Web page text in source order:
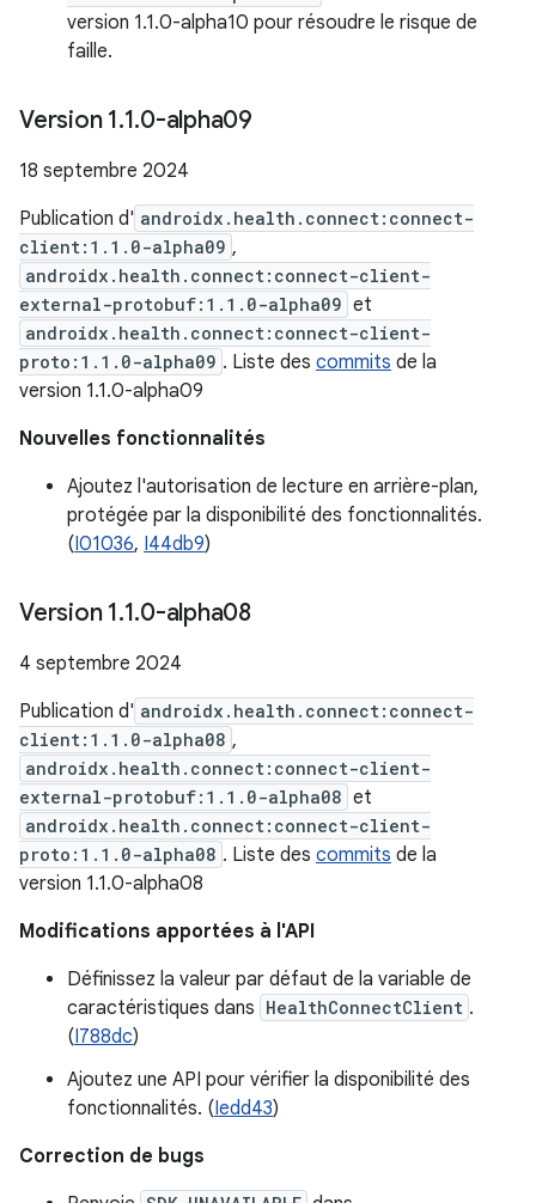
version 1.1.0-alpha10 pour résoudre le risque de
faille.
Version 1.1.0-alpha09
18 septembre 2024
Publication d' androidx.health.connect:connect-
client:1.1.0-alpha09 ,
androidx.health.connect:connect-client-
external-protobuf:1.1.0-alpha09 et
androidx.health.connect:connect-client-
proto:1.1.0-alpha09 . Liste des commits de la
version 1.1.0-alpha09
Nouvelles fonctionnalités
Ajoutez l'autorisation de lecture en arrière-plan,
protégée par la disponibilité des fonctionnalités.
(I01036, I44db9)
Version 1.1.0-alpha08
4 septembre 2024
Publication d' androidx.health.connect:connect-
client:1.1.0-alpha08 ,
androidx.health.connect:connect-client-
external-protobuf:1.1.0-alpha08 et
androidx.health.connect:connect-client-
proto:1.1.0-alpha08 . Liste des commits de la
version 1.1.0-alpha08
Modifications apportées à l'API
Définissez la valeur par défaut de la variable de
caractéristiques dans HealthConnectClient .
(I788dc)
Ajoutez une API pour vérifier la disponibilité des
fonctionnalités. (Iedd43)
Correction de bugs